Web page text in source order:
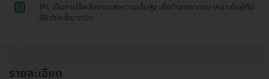
1
IPL เป็นการใช้พลังงานแสงความเข้มสูง เพื่อทำลายรากขน เหมาะกับผู้ที่มี
สีผิวไม่คล้ำมากนัก
รายละเอียด